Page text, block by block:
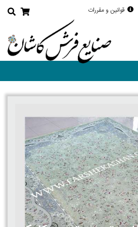
قوانین و مقررات